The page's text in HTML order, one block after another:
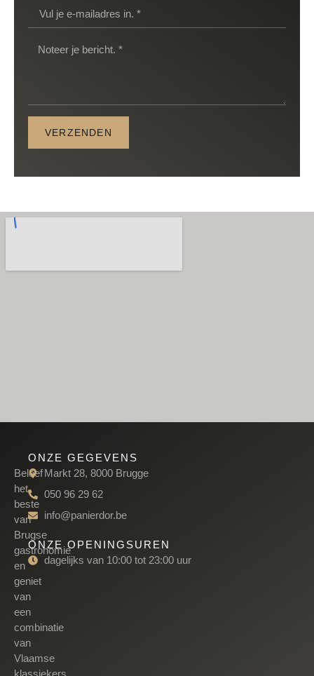
VERZENDEN
Beleef
het
beste
van
Brugse
gastronomie
en
geniet
van
een
combinatie
van
Vlaamse
klassiekers
ONZE GEGEVENS
Markt 28, 8000 Brugge
050 96 29 62
info@panierdor.be
ONZE OPENINGSUREN
dagelijks van 10:00 tot 23:00 uur